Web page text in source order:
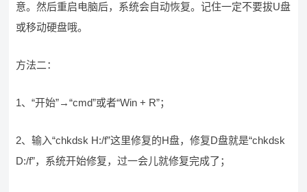
意。然后重启电脑后，系统会自动恢复。记住一定不要拔U盘
或移动硬盘哦。
方法二：
1、“开始”→“cmd”或者“Win + R”；
2、输入“chkdsk H:/f”这里修复的H盘，修复D盘就是“chkdsk
D:/f”，系统开始修复，过一会儿就修复完成了；